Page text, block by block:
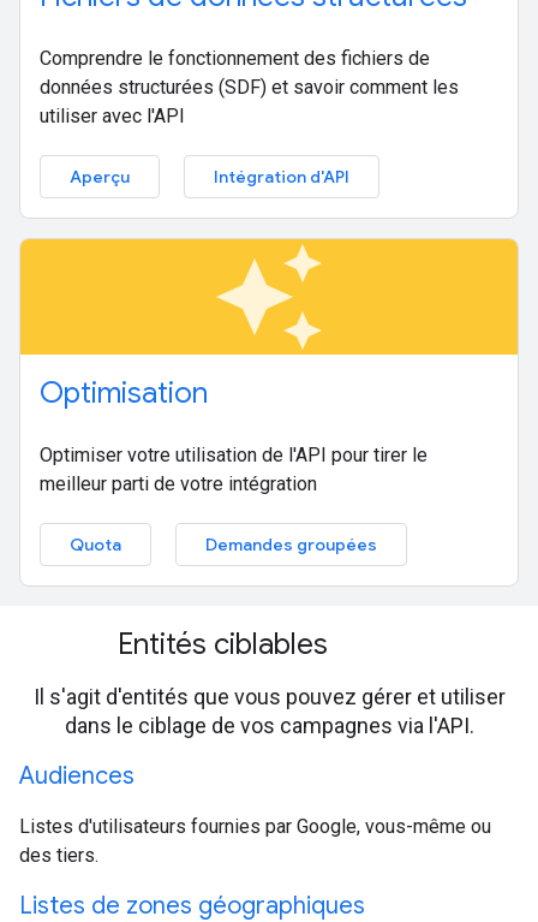
Comprendre le fonctionnement des fichiers de
données structurées (SDF) et savoir comment les
utiliser avec l'API
Aperçu Intégration d'API
auto_awesome
Optimisation
Optimiser votre utilisation de l'API pour tirer le
meilleur parti de votre intégration
Quota Demandes groupées
Entités ciblables
Il s'agit d'entités que vous pouvez gérer et utiliser
dans le ciblage de vos campagnes via l'API.
Audiences
Listes d'utilisateurs fournies par Google, vous-même ou
des tiers.
Listes de zones géographiques